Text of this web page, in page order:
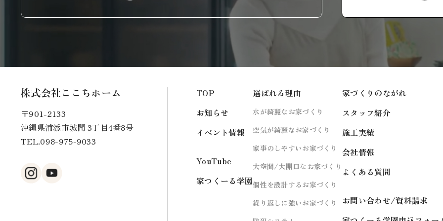
株式会社ここちホーム
〒901-2133
沖縄県浦添市城間 3丁目4番8号
TEL.098-975-9033
TOP
お知らせ
イベント情報
YouTube
家つくーる学園
選ばれる理由
水が綺麗なお家づくり
空気が綺麗なお家づくり
家事のしやすいお家づくり
大空間/大開口なお家づくり
個性を設計するお家づくり
繰り返しに強いお家づくり
家づくりのながれ
スタッフ紹介
施工実績
会社情報
よくある質問
お問い合わせ/資料請求